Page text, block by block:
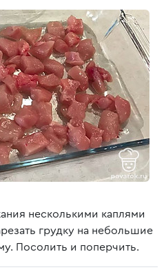
несколькими каплями
грудку на небольшие
Посолить и поперчить.